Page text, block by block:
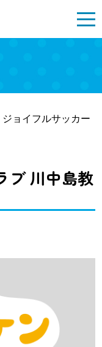
ジョイフルサッカー
ブ 川中島教